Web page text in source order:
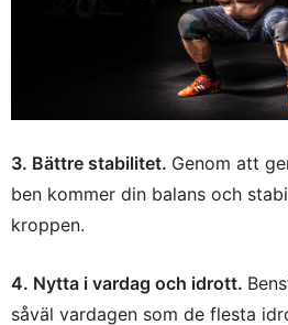
3. Bättre stabilitet. Genom att
ben kommer din balans och
kroppen.
4. Nytta i vardag och idrott.
såväl vardagen som de flesta